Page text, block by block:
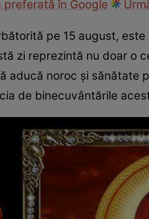
în Google
pe 15 august,
zi reprezintă nu doar o
aducă noroc și sănătate
de binecuvântările